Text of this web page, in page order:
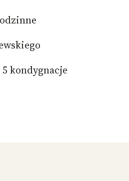
kondygnacje